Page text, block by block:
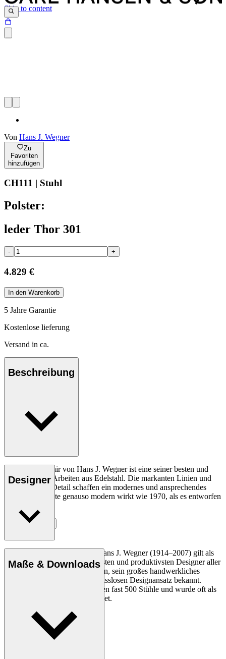
Skip to content
Von Hans J. Wegner
Zu
Favoriten
hinzufügen
CH111 | Stuhl
Polster:
leder Thor 301
- +
4.829 €
In den Warenkorb
5 Jahre Garantie
Kostenlose lieferung
Versand in ca.
Beschreibung
Der CH111 Chair von Hans J. Wegner ist eine seiner besten und
aufwendigsten Arbeiten aus Edelstahl. Die markanten Linien und
die Liebe zum Detail schaffen ein modernes und ansprechendes
Design, das heute genauso modern wirkt wie 1970, als es entworfen
Entdecke mehr
Designer
Der dänische Möbeldesigner Hans J. Wegner (1914–2007) gilt als
einer der kreativsten, innovativsten und produktivsten Designer aller
Zeiten und ist für seine Präzision, sein großes handwerkliches
Geschick und seinen kompromisslosen Designansatz bekannt.
Wegner entwarf in seinem Leben fast 500 Stühle und wurde oft als
der Meister des Stuhls bezeichnet.
Profil Hans J. Wegner
Maße & Downloads